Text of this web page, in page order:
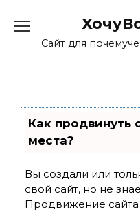
contentСайт для
Как продвинуть
места?
Вы создали или
свой сайт, но не
Продвижение сайта